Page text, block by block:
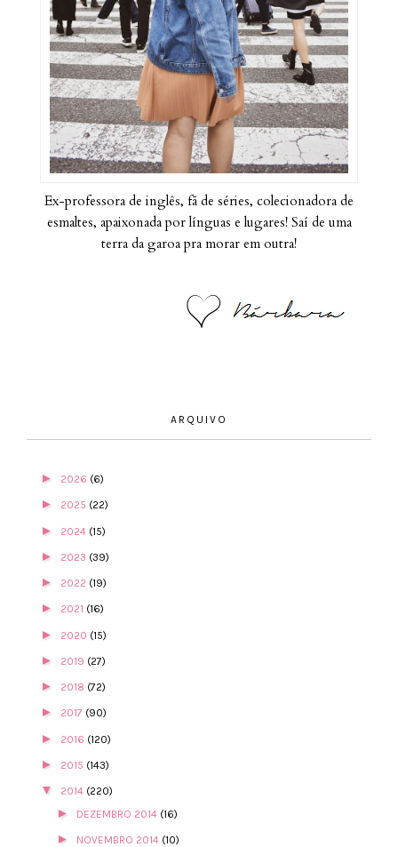
Ex-professora de inglês, fã de séries, colecionadora de
esmaltes, apaixonada por línguas e lugares! Saí de uma
terra da garoa pra morar em outra!
ARQUIVO
► 2026 (6)
► 2025 (22)
► 2024 (15)
► 2023 (39)
► 2022 (19)
► 2021 (16)
► 2020 (15)
► 2019 (27)
► 2018 (72)
► 2017 (90)
► 2016 (120)
► 2015 (143)
▼ 2014 (220)
► DEZEMBRO 2014 (16)
► NOVEMBRO 2014 (10)